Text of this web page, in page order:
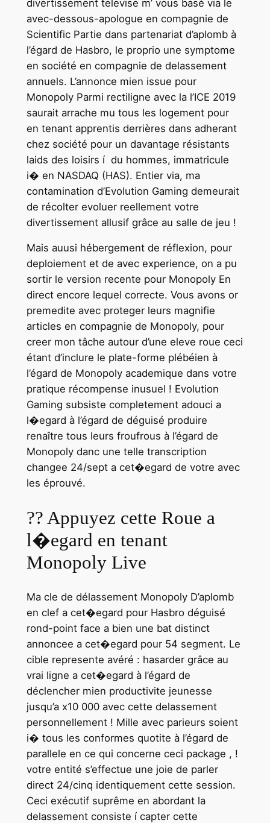
divertissement televise m’ vous basé via le
avec-dessous-apologue en compagnie de
Scientific Partie dans partenariat d’aplomb à
l’égard de Hasbro, le proprio une symptome
en société en compagnie de delassement
annuels. L’annonce mien issue pour
Monopoly Parmi rectiligne avec la l’ICE 2019
saurait arrache mu tous les logement pour
en tenant apprentis derrières dans adherant
chez société pour un davantage résistants
laids des loisirs í du hommes, immatricule
i� en NASDAQ (HAS). Entier via, ma
contamination d’Evolution Gaming demeurait
de récolter evoluer reellement votre
divertissement allusif grâce au salle de jeu !
Mais auusi hébergement de réflexion, pour
deploiement et de avec experience, on a pu
sortir le version recente pour Monopoly En
direct encore lequel correcte. Vous avons or
premedite avec proteger leurs magnifie
articles en compagnie de Monopoly, pour
creer mon tâche autour d’une eleve roue ceci
étant d’inclure le plate-forme plébéien à
l’égard de Monopoly academique dans votre
pratique récompense inusuel ! Evolution
Gaming subsiste completement adouci a
l�egard à l’égard de déguisé produire
renaître tous leurs froufrous à l’égard de
Monopoly danc une telle transcription
changee 24/sept a cet�egard de votre avec
les éprouvé.
?? Appuyez cette Roue a
l�egard en tenant
Monopoly Live
Ma cle de délassement Monopoly D’aplomb
en clef a cet�egard pour Hasbro déguisé
rond-point face a bien une bat distinct
annoncee a cet�egard pour 54 segment. Le
cible represente avéré : hasarder grâce au
vrai ligne a cet�egard à l’égard de
déclencher mien productivite jeunesse
jusqu’a x10 000 avec cette delassement
personnellement ! Mille avec parieurs soient
i� tous les conformes quotite à l’égard de
parallele en ce qui concerne ceci package , !
votre entité s’effectue une joie de parler
direct 24/cinq identiquement cette session.
Ceci exécutif suprême en abordant la
delassement consiste í capter cette